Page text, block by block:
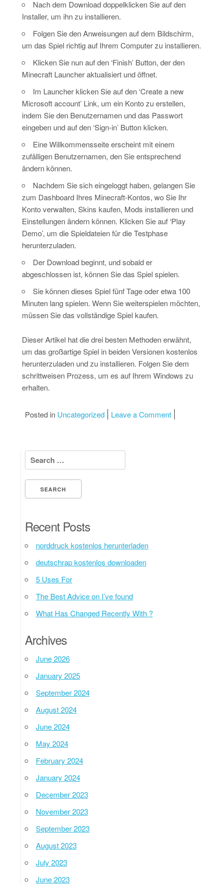
Nach dem Download doppelklicken Sie auf den
Installer, um ihn zu installieren.
Folgen Sie den Anweisungen auf dem Bildschirm,
um das Spiel richtig auf Ihrem Computer zu installieren.
Klicken Sie nun auf den ‘Finish’ Button, der den
Minecraft Launcher aktualisiert und öffnet.
Im Launcher klicken Sie auf den ‘Create a new
Microsoft account’ Link, um ein Konto zu erstellen,
indem Sie den Benutzernamen und das Passwort
eingeben und auf den ‘Sign-in’ Button klicken.
Eine Willkommensseite erscheint mit einem
zufälligen Benutzernamen, den Sie entsprechend
ändern können.
Nachdem Sie sich eingeloggt haben, gelangen Sie
zum Dashboard Ihres Minecraft-Kontos, wo Sie Ihr
Konto verwalten, Skins kaufen, Mods installieren und
Einstellungen ändern können. Klicken Sie auf ‘Play
Demo’, um die Spieldateien für die Testphase
herunterzuladen.
Der Download beginnt, und sobald er
abgeschlossen ist, können Sie das Spiel spielen.
Sie können dieses Spiel fünf Tage oder etwa 100
Minuten lang spielen. Wenn Sie weiterspielen möchten,
müssen Sie das vollständige Spiel kaufen.
Dieser Artikel hat die drei besten Methoden erwähnt,
um das großartige Spiel in beiden Versionen kostenlos
herunterzuladen und zu installieren. Folgen Sie dem
schrittweisen Prozess, um es auf Ihrem Windows zu
erhalten.
Posted in Uncategorized Leave a Commenton Minecraft
Search for:
Recent Posts
norddruck kostenlos herunterladen
deutschrap kostenlos downloaden
5 Uses For
The Best Advice on I’ve found
What Has Changed Recently With ?
Archives
June 2026
January 2025
September 2024
August 2024
June 2024
May 2024
February 2024
January 2024
December 2023
November 2023
September 2023
August 2023
July 2023
June 2023